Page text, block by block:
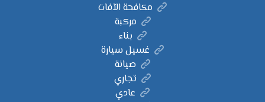
مكافحة الآفات
مركبة
بناء
غسيل سيارة
صيانة
تجاري
عادي